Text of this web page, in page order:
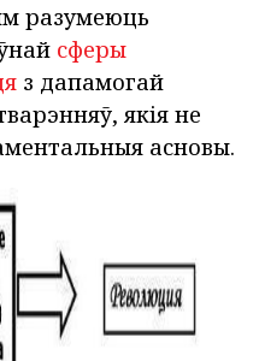
разумеюць
сферы
з дапамогай
якія не
асновы.